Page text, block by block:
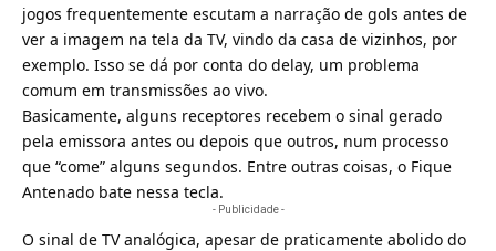
jogos frequentemente escutam a narração de gols antes de
ver a imagem na tela da TV, vindo da casa de vizinhos, por
exemplo. Isso se dá por conta do delay, um problema
comum em transmissões ao vivo.
Basicamente, alguns receptores recebem o sinal gerado
pela emissora antes ou depois que outros, num processo
que “come” alguns segundos. Entre outras coisas, o Fique
Antenado bate nessa tecla.
- Publicidade -
O sinal de TV analógica, apesar de praticamente abolido do